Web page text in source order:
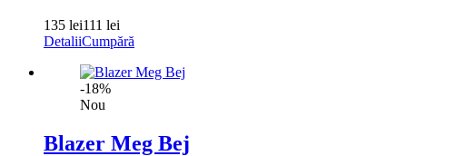
135 lei111 lei
DetaliiCumpără
-18%
Nou
Blazer Meg Bej